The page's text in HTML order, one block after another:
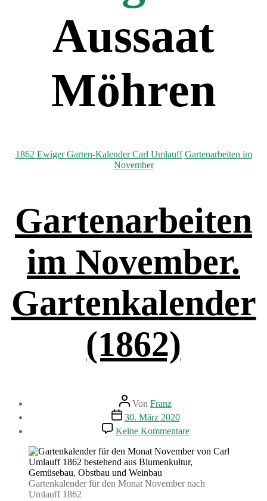
Aussaat
Möhren
Kategorien
1862 Ewiger Garten-Kalender Carl Umlauff Gartenarbeiten im
November
Gartenarbeiten
im November.
Gartenkalender
(1862)
Beitragsautor
Von Franz
Beitragsdatum
30. März 2020
Keine Kommentarezu
Gartenarbeiten
im
November.
(1862)
Gartenkalender für den Monat November nach
Umlauff 1862